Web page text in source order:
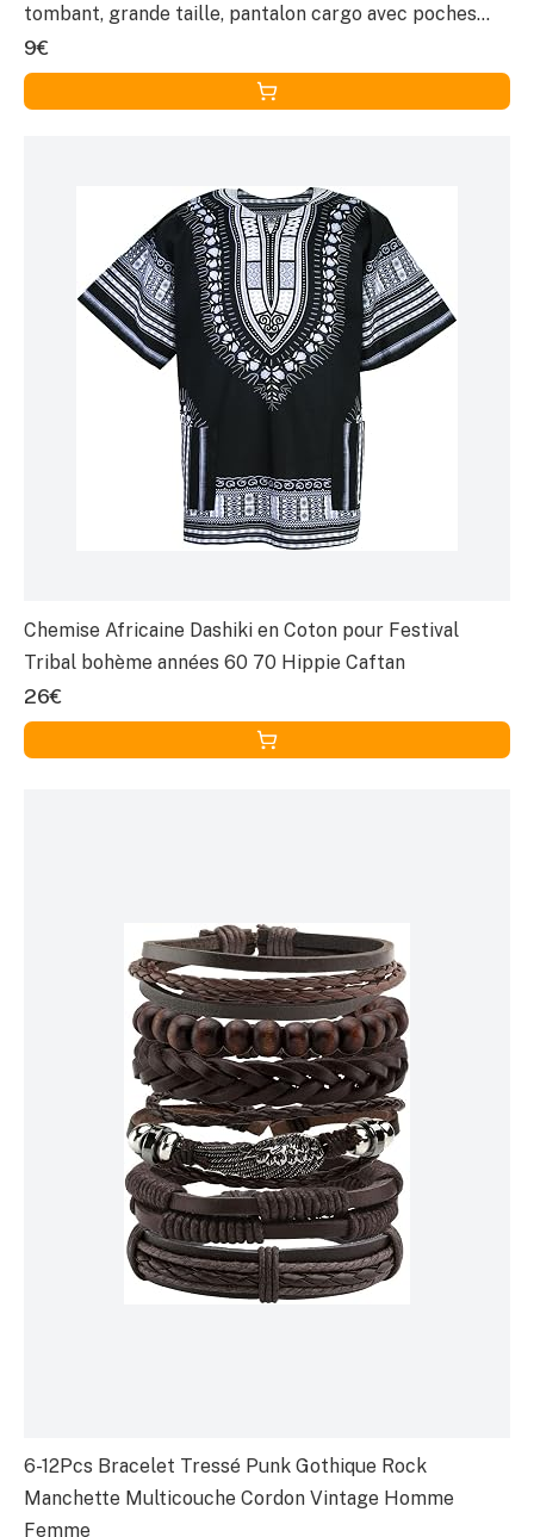
tombant, grande taille, pantalon cargo avec poches
pour streetwear
9€
Chemise Africaine Dashiki en Coton pour Festival
Tribal bohème années 60 70 Hippie Caftan
26€
6-12Pcs Bracelet Tressé Punk Gothique Rock
Manchette Multicouche Cordon Vintage Homme
Femme